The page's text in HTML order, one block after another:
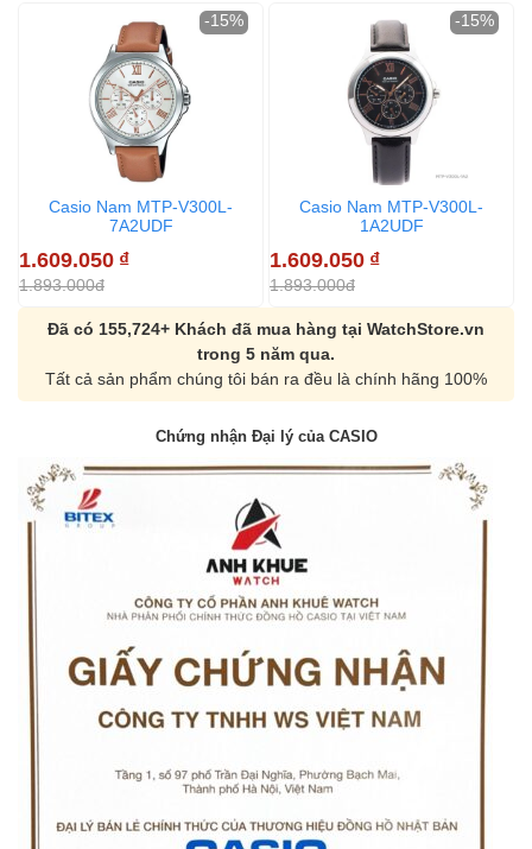
Casio Nam MTP-V300L-
7A2UDF
1.609.050 ₫
1.893.000đ
-15%
Casio Nam MTP-V300L-
1A2UDF
1.609.050 ₫
1.893.000đ
-15%
Đã có 155,724+ Khách đã mua hàng tại WatchStore.vn
trong 5 năm qua.
Tất cả sản phẩm chúng tôi bán ra đều là chính hãng 100%
Chứng nhận Đại lý của CASIO